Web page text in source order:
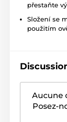
přestaňte
Složení se
použitím
Aucune
Posez-